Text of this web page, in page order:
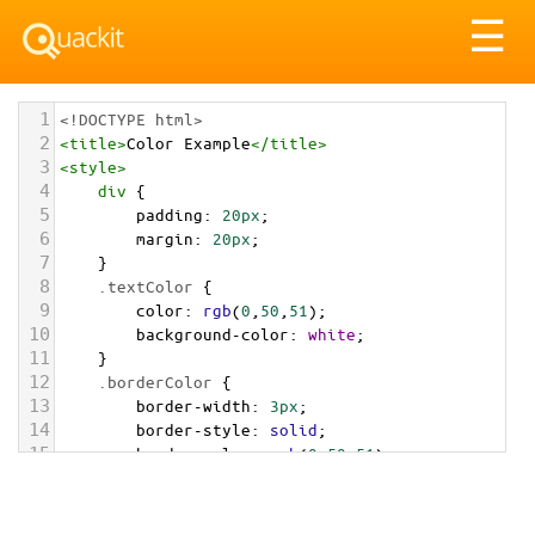
☰
1 <!DOCTYPE html>
2 <title>Color Example</title>
3 <style>
4 div {
5 padding: 20px;
6 margin: 20px;
7 }
8 .textColor {
9 color: rgb(0 50 51 );
10 background-color: white;
11 }
12 .borderColor {
13 border-width: 3px;
14 border-style: solid;
15 border-color: rgb(0,50,51);